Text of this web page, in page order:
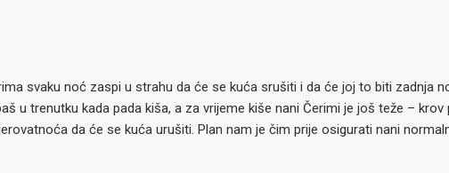
svaku noć zaspi u strahu da će se kuća srušiti i da će joj to biti zadnja
u trenutku kada pada kiša, a za vrijeme kiše nani Čerimi je još teže – krov
da će se kuća urušiti. Plan nam je čim prije osigurati nani